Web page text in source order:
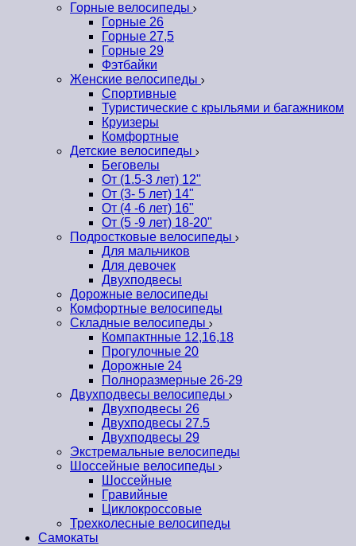
Горные велосипеды
Горные 26
Горные 27,5
Горные 29
Фэтбайки
Женские велосипеды
Спортивные
Туристические с крыльями и багажником
Круизеры
Комфортные
Детские велосипеды
Беговелы
От (1.5-3 лет) 12"
От (3- 5 лет) 14"
От (4 -6 лет) 16"
От (5 -9 лет) 18-20"
Подростковые велосипеды
Для мальчиков
Для девочек
Двухподвесы
Дорожные велосипеды
Комфортные велосипеды
Складные велосипеды
Компактнные 12,16,18
Прогулочные 20
Дорожные 24
Полноразмерные 26-29
Двухподвесы велосипеды
Двухподвесы 26
Двухподвесы 27.5
Двухподвесы 29
Экстремальные велосипеды
Шоссейные велосипеды
Шоссейные
Гравийные
Циклокроссовые
Трехколесные велосипеды
Самокаты